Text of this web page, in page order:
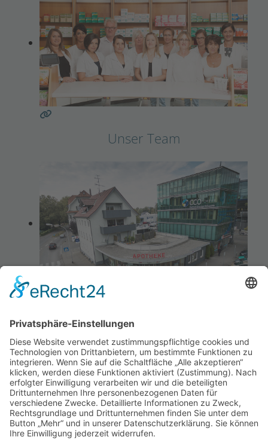
Unser Team
Ihre Apotheke
Bahnhof Apotheke · Karl Konrad e.K.